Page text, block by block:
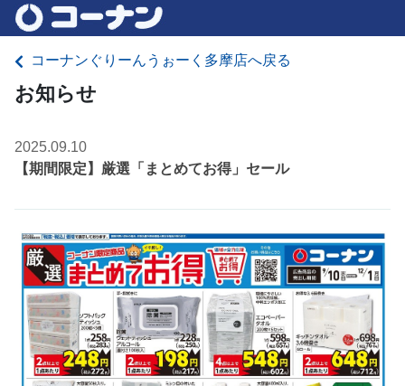
コーナンぐりーんうぉーく多摩店へ戻る
お知らせ
2025.09.10
【期間限定】厳選「まとめてお得」セール